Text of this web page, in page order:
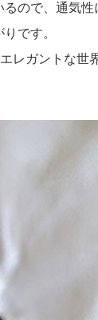
ので、通気性
です。
レガントな世